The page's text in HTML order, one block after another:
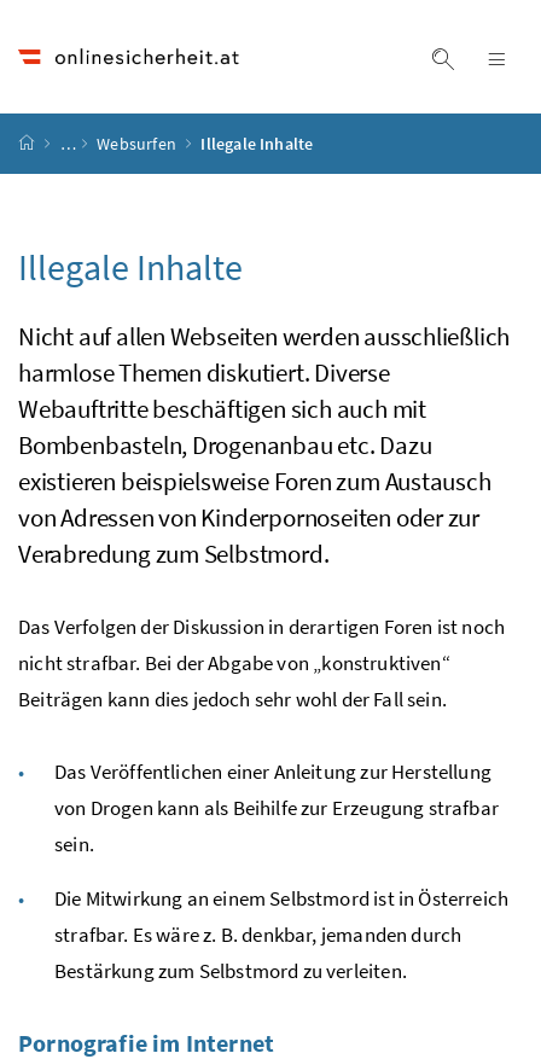
Suche
Startseite
… Websurfen Illegale Inhalte
Illegale Inhalte
Nicht auf allen Webseiten werden ausschließlich
harmlose Themen diskutiert. Diverse
Webauftritte beschäftigen sich auch mit
Bombenbasteln, Drogenanbauetc.Dazu
existieren beispielsweise Foren zum Austausch
von Adressen von Kinderpornoseiten oder zur
Verabredung zum Selbstmord.
Das Verfolgen der Diskussion in derartigen Foren ist noch
nicht strafbar. Bei der Abgabe von „konstruktiven“
Beiträgen kann dies jedoch sehr wohl der Fall sein.
Das Veröffentlichen einer Anleitung zur Herstellung
von Drogen kann als Beihilfe zur Erzeugung strafbar
sein.
Die Mitwirkung an einem Selbstmord ist in Österreich
strafbar. Es wärez. B.denkbar, jemanden durch
Bestärkung zum Selbstmord zu verleiten.
Pornografie im Internet